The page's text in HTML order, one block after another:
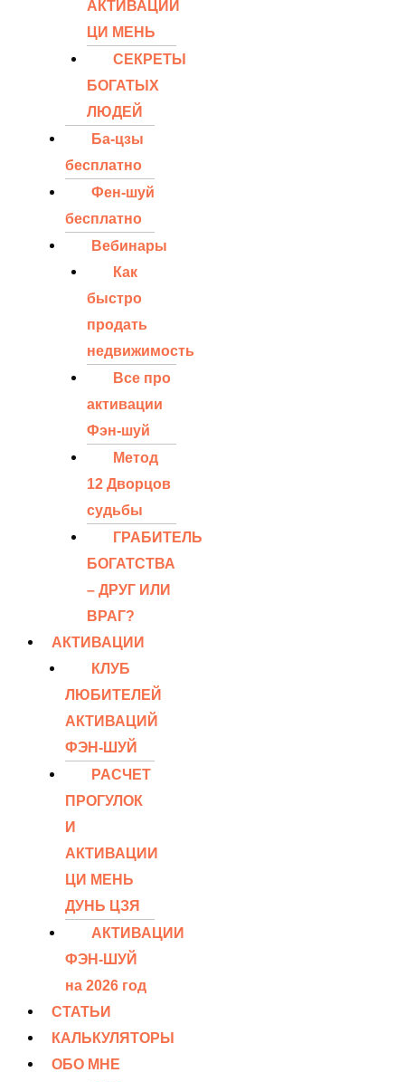
АКТИВАЦИЙ
ЦИ МЕНЬ
СЕКРЕТЫ
БОГАТЫХ
ЛЮДЕЙ
Ба-цзы
бесплатно
Фен-шуй
бесплатно
Вебинары
Как
быстро
продать
недвижимость
Все про
активации
Фэн-шуй
Метод
12 Дворцов
судьбы
ГРАБИТЕЛЬ
БОГАТСТВА
– ДРУГ ИЛИ
ВРАГ?
АКТИВАЦИИ
КЛУБ
ЛЮБИТЕЛЕЙ
АКТИВАЦИЙ
ФЭН-ШУЙ
РАСЧЕТ
ПРОГУЛОК
И
АКТИВАЦИИ
ЦИ МЕНЬ
ДУНЬ ЦЗЯ
АКТИВАЦИИ
ФЭН-ШУЙ
на 2026 год
СТАТЬИ
КАЛЬКУЛЯТОРЫ
ОБО МНЕ